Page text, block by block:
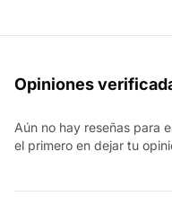
Opiniones
Aún no hay reseñas para
el primero en dejar tu